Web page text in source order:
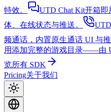
特效。
UTD Chat Kit开箱即
体、在线状态与推送。
频通话，内置原生通话 UI 与推
用添加完整的游戏目录——由
览所有 SDK
Pricing关于我们